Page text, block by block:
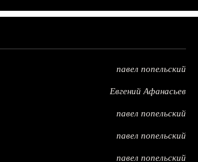
павел попельский
Евгений Афанасьев
павел попельский
павел попельский
павел попельский